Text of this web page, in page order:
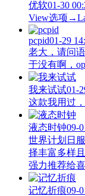
优软01-30
View‌选项
pcpid01-29
老大，请问
于没有啊，
我来试试01-
这款我用过
液态时钟09-
世界计划日
择丰富多样
强力推荐给
记忆折痕09-